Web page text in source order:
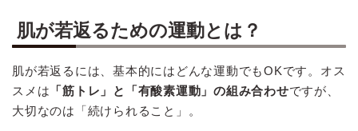
肌が若返るための運動とは？
肌が若返るには、基本的にはどんな運動でもOKです。オス
スメは 「筋トレ」と「有酸素運動」の組み合わせですが、
大切なのは「続けられること」。